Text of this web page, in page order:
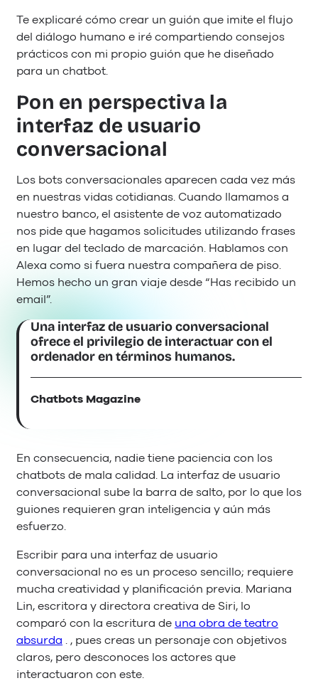
Te explicaré cómo crear un guión que imite el flujo
del diálogo humano e iré compartiendo consejos
prácticos con mi propio guión que he diseñado
para un chatbot.
Pon en perspectiva la
interfaz de usuario
conversacional
Los bots conversacionales aparecen cada vez más
en nuestras vidas cotidianas. Cuando llamamos a
nuestro banco, el asistente de voz automatizado
nos pide que hagamos solicitudes utilizando frases
en lugar del teclado de marcación. Hablamos con
Alexa como si fuera nuestra compañera de piso.
Hemos hecho un gran viaje desde “Has recibido un
email”.
Una interfaz de usuario conversacional
ofrece el privilegio de interactuar con el
ordenador en términos humanos.
Chatbots Magazine
En consecuencia, nadie tiene paciencia con los
chatbots de mala calidad. La interfaz de usuario
conversacional sube la barra de salto, por lo que los
guiones requieren gran inteligencia y aún más
esfuerzo.
Escribir para una interfaz de usuario
conversacional no es un proceso sencillo; requiere
mucha creatividad y planificación previa. Mariana
Lin, escritora y directora creativa de Siri, lo
comparó con la escritura de una obra de teatro
absurda . , pues creas un personaje con objetivos
claros, pero desconoces los actores que
interactuaron con este.